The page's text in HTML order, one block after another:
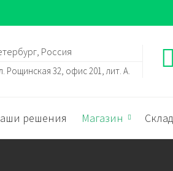
Россия
Рощинская 32, офис 201, лит. А.
решения Магазин Склад